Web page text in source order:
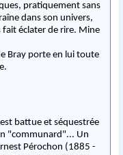
pratiquement sans
dans son univers,
fait éclater de rire. Mine
Bray porte en lui toute
battue et séquestrée
"communard"... Un
Pérochon (1885 -